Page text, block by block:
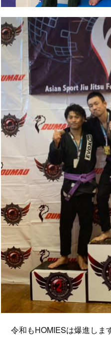
令和もHOMIESは爆進しま